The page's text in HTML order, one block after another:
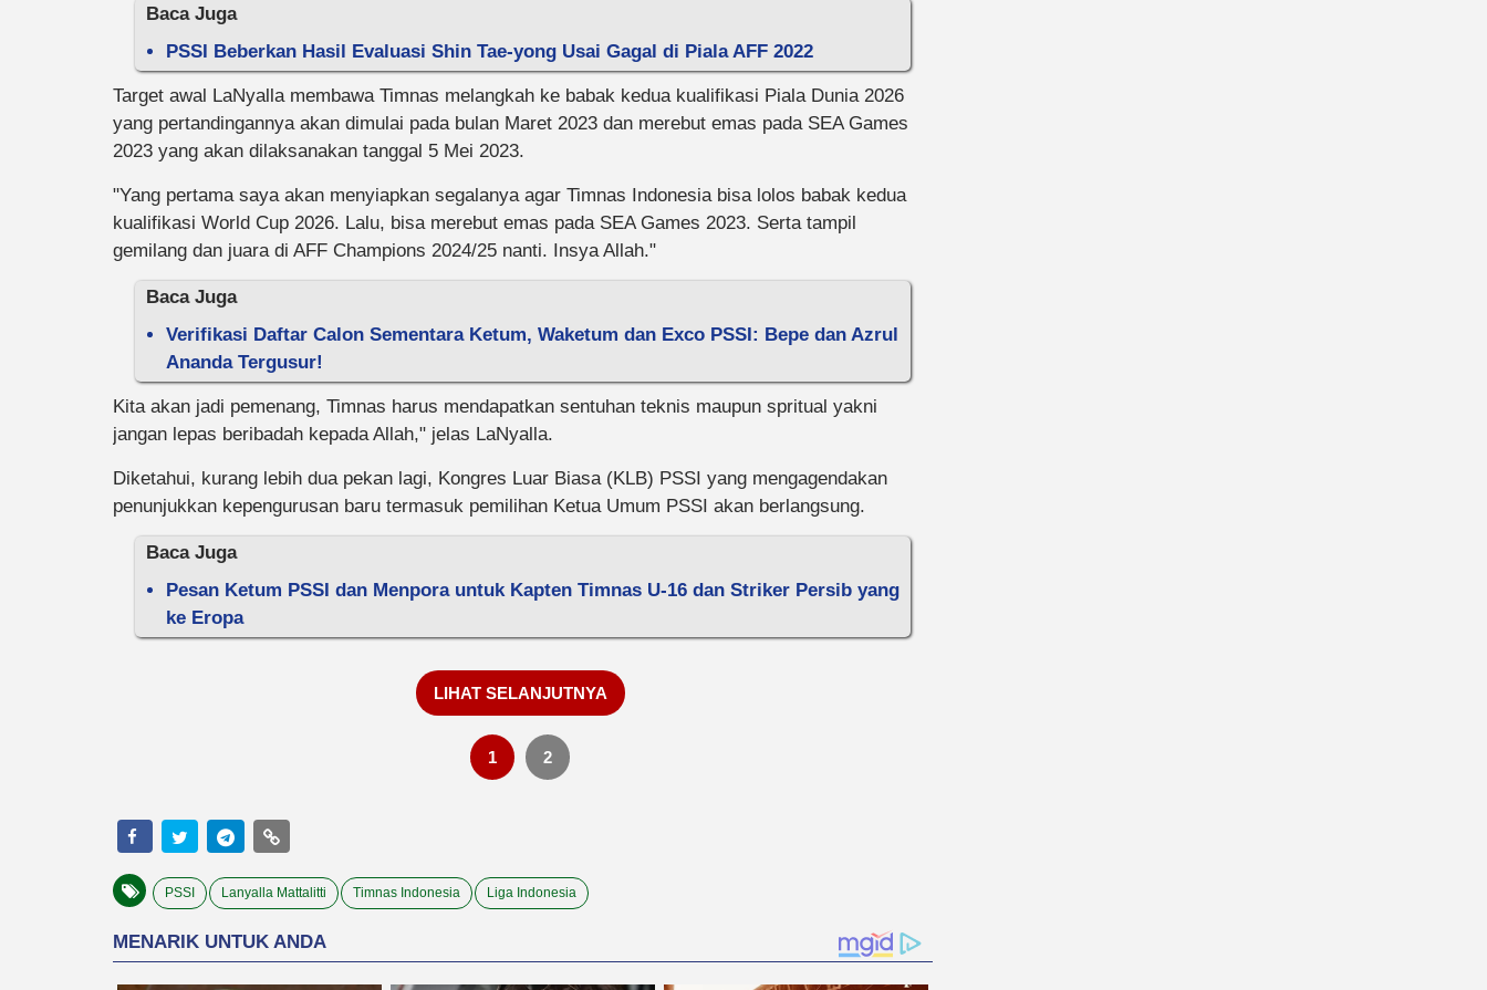
Baca Juga
PSSI Beberkan Hasil Evaluasi Shin Tae-yong Usai Gagal di Piala AFF 2022
Target awal LaNyalla membawa Timnas melangkah ke babak kedua kualifikasi Piala Dunia 2026
yang pertandingannya akan dimulai pada bulan Maret 2023 dan merebut emas pada SEA Games
2023 yang akan dilaksanakan tanggal 5 Mei 2023.
"Yang pertama saya akan menyiapkan segalanya agar Timnas Indonesia bisa lolos babak kedua
kualifikasi World Cup 2026. Lalu, bisa merebut emas pada SEA Games 2023. Serta tampil
gemilang dan juara di AFF Champions 2024/25 nanti. Insya Allah."
Baca Juga
Verifikasi Daftar Calon Sementara Ketum, Waketum dan Exco PSSI: Bepe dan Azrul
Ananda Tergusur!
Kita akan jadi pemenang, Timnas harus mendapatkan sentuhan teknis maupun spritual yakni
jangan lepas beribadah kepada Allah," jelas LaNyalla.
Diketahui, kurang lebih dua pekan lagi, Kongres Luar Biasa (KLB) PSSI yang mengagendakan
penunjukkan kepengurusan baru termasuk pemilihan Ketua Umum PSSI akan berlangsung.
Baca Juga
Pesan Ketum PSSI dan Menpora untuk Kapten Timnas U-16 dan Striker Persib yang
ke Eropa
LIHAT SELANJUTNYA
1 2
PSSI Lanyalla Mattalitti Timnas Indonesia Liga Indonesia